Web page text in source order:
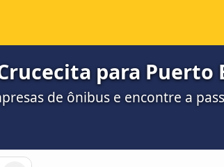
para Puerto
de ônibus e encontre a